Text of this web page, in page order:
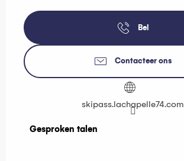
Bel
Contacteer ons
skipass.lachapelle74.com
Gesproken talen
Gesproken talen